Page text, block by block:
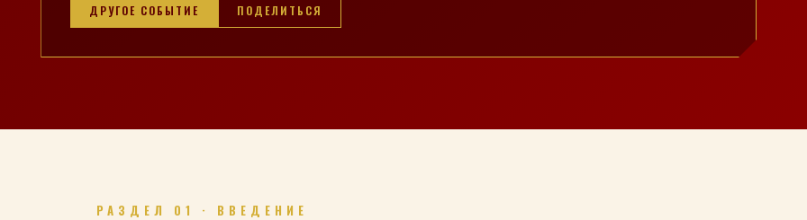
ДРУГОЕ СОБЫТИЕ ПОДЕЛИТЬСЯ
РАЗДЕЛ 01 · ВВЕДЕНИЕ